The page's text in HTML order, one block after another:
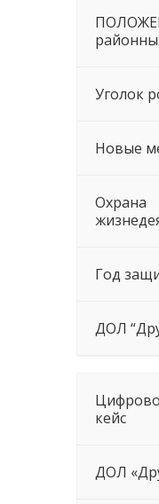
Уголок
Новые
Охрана
Год
ДОЛ
кейс
ДОЛ